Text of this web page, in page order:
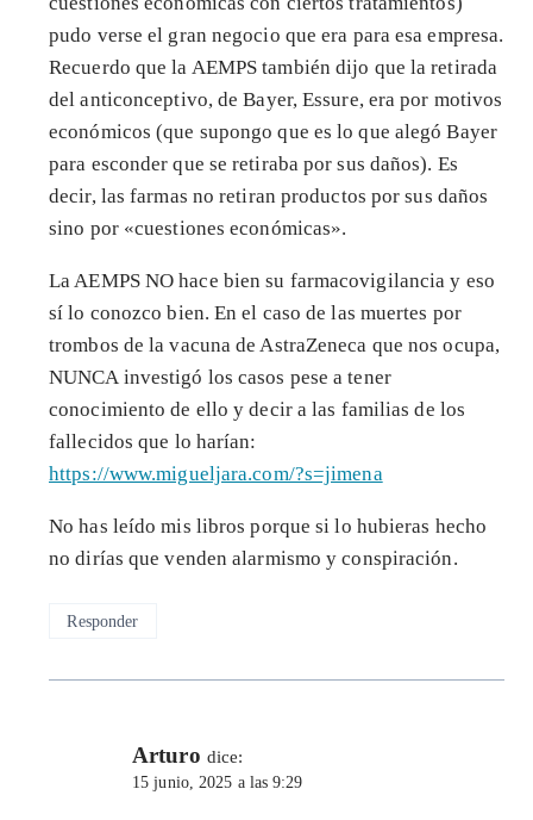
pudo verse el gran negocio que era para esa empresa.
Recuerdo que la AEMPS también dijo que la retirada
del anticonceptivo, de Bayer, Essure, era por motivos
económicos (que supongo que es lo que alegó Bayer
para esconder que se retiraba por sus daños). Es
decir, las farmas no retiran productos por sus daños
sino por «cuestiones económicas».
La AEMPS NO hace bien su farmacovigilancia y eso
sí lo conozco bien. En el caso de las muertes por
trombos de la vacuna de AstraZeneca que nos ocupa,
NUNCA investigó los casos pese a tener
conocimiento de ello y decir a las familias de los
fallecidos que lo harían:
https://www.migueljara.com/?s=jimena
No has leído mis libros porque si lo hubieras hecho
no dirías que venden alarmismo y conspiración.
Responder
Arturo dice:
15 junio, 2025 a las 9:29